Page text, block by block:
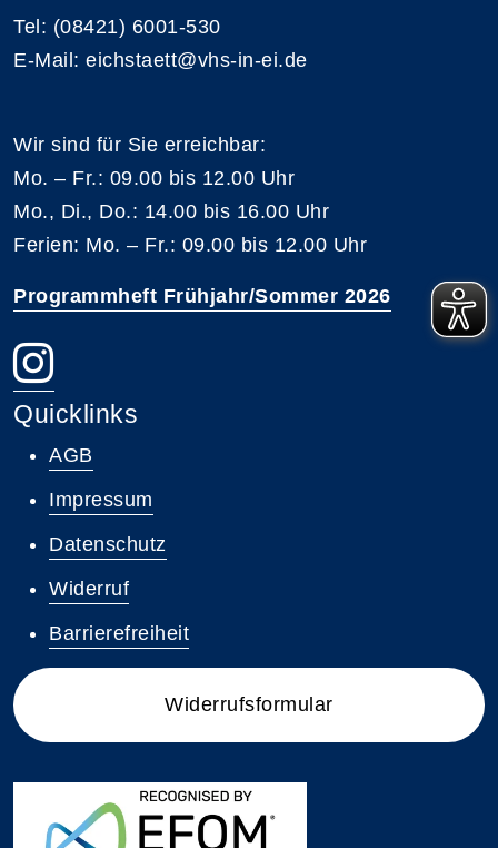
Tel: (08421) 6001-530
E-Mail: eichstaett@vhs-in-ei.de
Wir sind für Sie erreichbar:
Mo. – Fr.: 09.00 bis 12.00 Uhr
Mo., Di., Do.: 14.00 bis 16.00 Uhr
Ferien: Mo. – Fr.: 09.00 bis 12.00 Uhr
Programmheft Frühjahr/Sommer 2026
Quicklinks
AGB
Impressum
Datenschutz
Widerruf
Barrierefreiheit
Widerrufsformular